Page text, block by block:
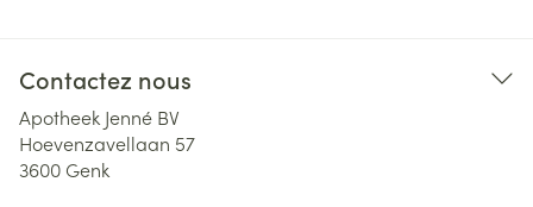
Contactez nous
Apotheek Jenné BV
Hoevenzavellaan 57
3600 Genk